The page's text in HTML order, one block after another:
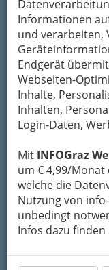
Informationen
und verarbeiten,
Endgerät
Webseiten-
Inhalte,
Inhalten,
Login-Daten,
Mit INFOGraz
um € 4,99/Monat
welche die
Nutzung von
unbedingt
Infos dazu finden
+43 316 6057
+43 316 6057
E-Mail
Karte &
Eintrag ändern
Kategorien